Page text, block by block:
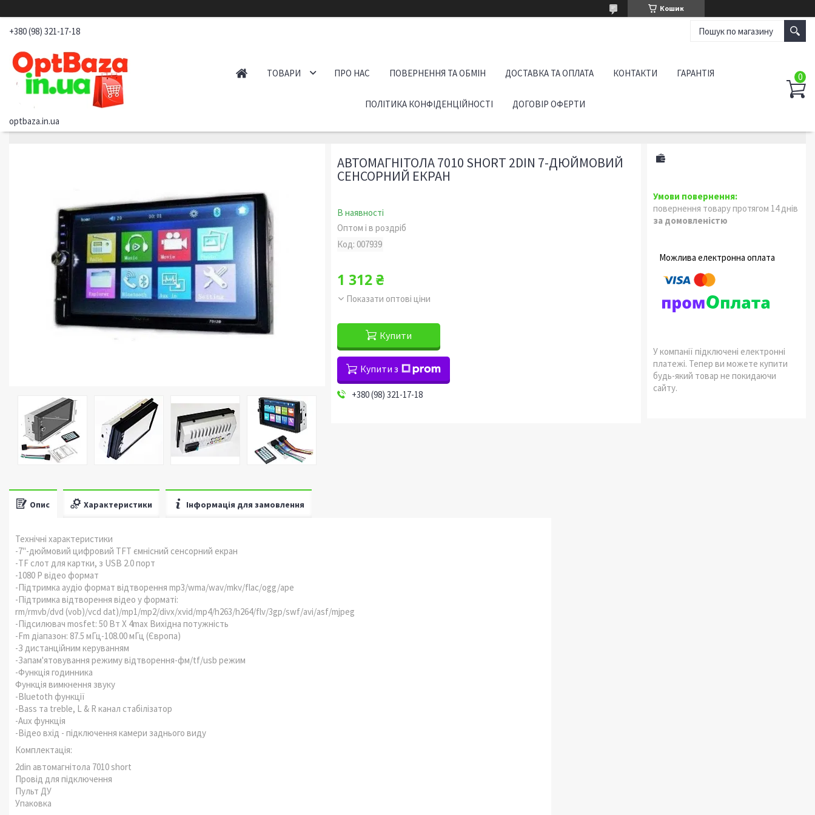
Кошик
+380 (98) 321-17-18
optbaza.in.ua
ТОВАРИ ПРО НАС ПОВЕРНЕННЯ ТА ОБМІН ДОСТАВКА ТА ОПЛАТА КОНТАКТИ ГАРАНТІЯ
ПОЛІТИКА КОНФІДЕНЦІЙНОСТІ ДОГОВІР ОФЕРТИ
АВТОМАГНІТОЛА 7010 SHORT 2DIN 7-ДЮЙМОВИЙ
СЕНСОРНИЙ ЕКРАН
В наявності
Оптом і в роздріб
Код: 007939
1 312 ₴
Показати оптові ціни
Купити
Купити з
+380 (98) 321-17-18
повернення товару протягом 14 днів
за домовленістю
У компанії підключені електронні
платежі. Тепер ви можете купити
будь-який товар не покидаючи
сайту.
Опис Характеристики Інформація для замовлення
Технічні характеристики
-7"-дюймовий цифровий TFT ємнісний сенсорний екран
-TF слот для картки, з USB 2.0 порт
-1080 P відео формат
-Підтримка аудіо формат відтворення mp3/wma/wav/mkv/flac/ogg/ape
-Підтримка відтворення відео у форматі:
rm/rmvb/dvd (vob)/vcd dat)/mp1/mp2/divx/xvid/mp4/h263/h264/flv/3gp/swf/avi/asf/mjpeg
-Підсилювач mosfet: 50 Вт X 4max Вихідна потужність
-Fm діапазон: 87.5 мГц-108.00 мГц (Європа)
-З дистанційним керуванням
-Запам'ятовування режиму відтворення-фм/tf/usb режим
-Функція годинника
Функція вимкнення звуку
-Bluetoth функції
-Bass та treble, L & R канал стабілізатор
-Aux функція
-Відео вхід - підключення камери заднього виду
Комплектація:
2din автомагнітола 7010 short
Провід для підключення
Пульт ДУ
Упаковка